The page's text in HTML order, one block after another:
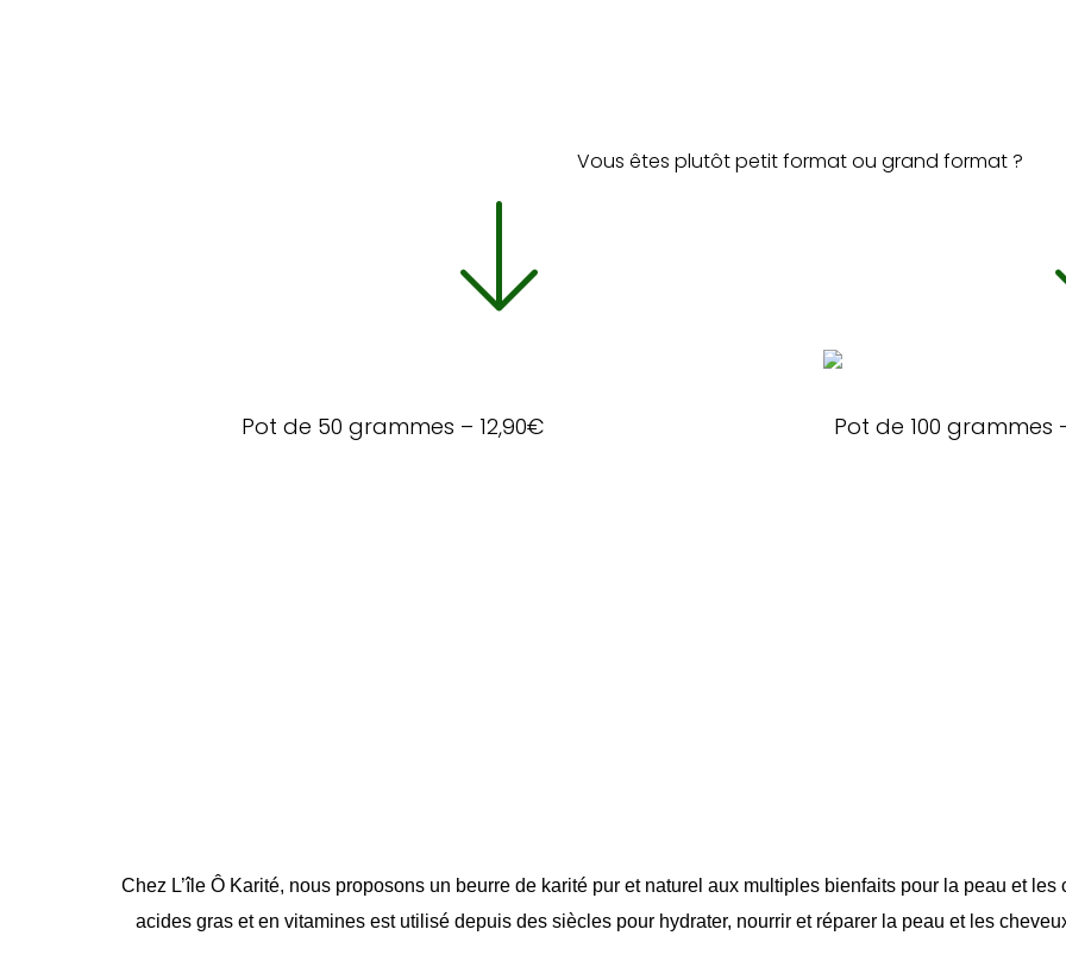
Vous êtes plutôt petit format ou grand format ?
Pot de 50 grammes – 12,90€ Pot de 100 grammes
Chez L’île Ô Karité, nous proposons un beurre de karité pur et naturel aux multiples bienfaits pour la peau et
acides gras et en vitamines est utilisé depuis des siècles pour hydrater, nourrir et réparer la peau et les